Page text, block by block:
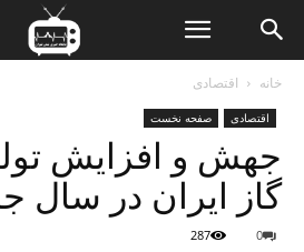
خانه اقتصادی
اقتصادی صفحه نخست
جهش و افزایش
گاز ایران در سال
0
287